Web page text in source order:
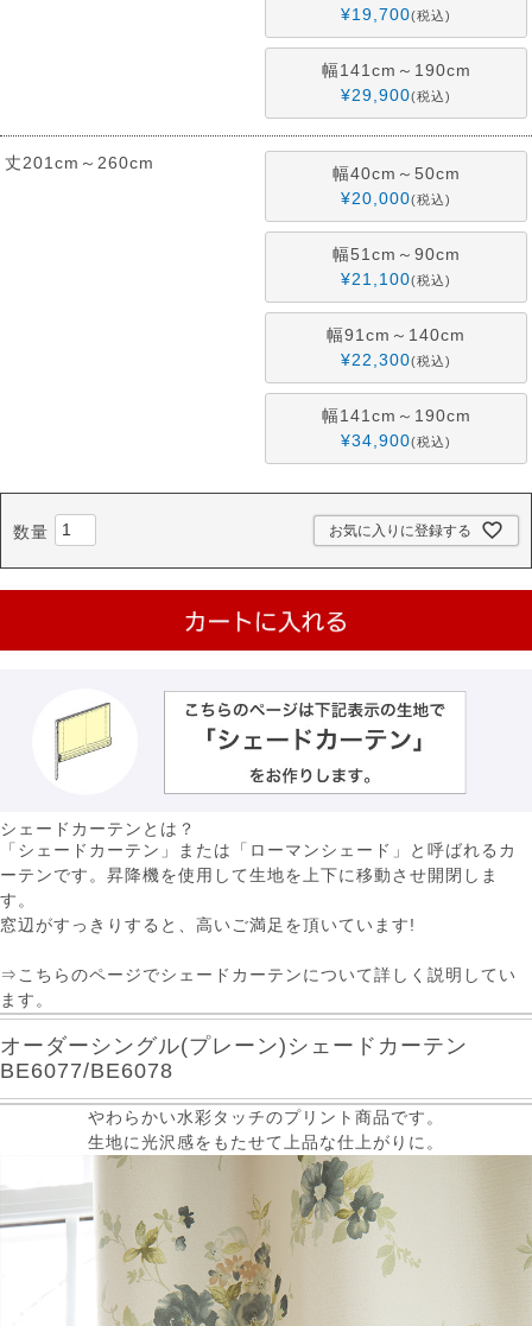
¥19,700 税込
幅141cm～190cm
¥29,900 税込
丈201cm～260cm
幅40cm～50cm
¥20,000 税込
幅51cm～90cm
¥21,100 税込
幅91cm～140cm
¥22,300 税込
幅141cm～190cm
¥34,900 税込
お気に入りに登録する
シェードカーテンとは？
「シェードカーテン」または「ローマンシェード」と呼ばれるカ
ーテンです。昇降機を使用して生地を上下に移動させ開閉しま
す。
窓辺がすっきりすると、高いご満足を頂いています!
⇒こちらのページでシェードカーテンについて詳しく説明してい
ます。
オーダーシングル(プレーン)シェードカーテン
BE6077/BE6078
やわらかい水彩タッチのプリント商品です。
生地に光沢感をもたせて上品な仕上がりに。